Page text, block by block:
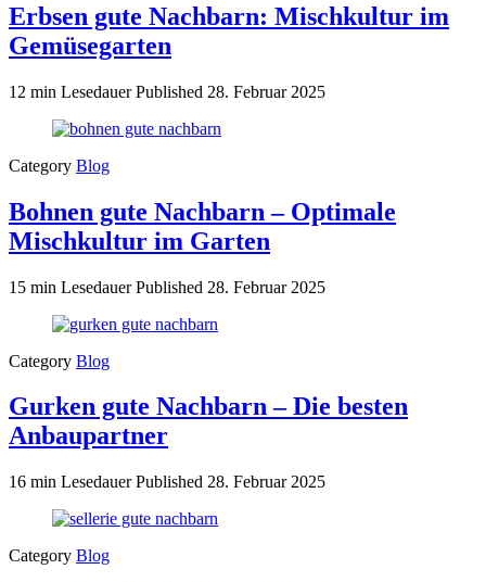
Erbsen gute Nachbarn: Mischkultur im
Gemüsegarten
12 min LesedauerPublished 28. Februar 2025
Category Blog
Bohnen gute Nachbarn – Optimale
Mischkultur im Garten
15 min LesedauerPublished 28. Februar 2025
Category Blog
Gurken gute Nachbarn – Die besten
Anbaupartner
16 min LesedauerPublished 28. Februar 2025
Category Blog